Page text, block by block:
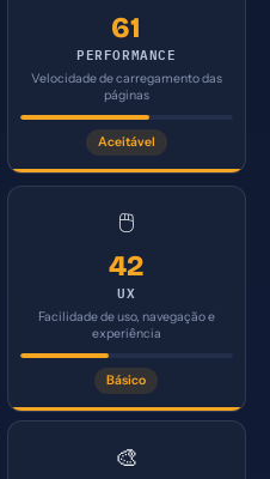
61
PERFORMANCE
Velocidade de carregamento das
páginas
Aceitável
🖱️
42
UX
Facilidade de uso, navegação e
experiência
Básico
🎨